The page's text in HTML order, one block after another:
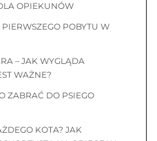
OPIEKUNÓW
POBYTU W
– JAK WYGLĄDA
WAŻNE?
ZABRAĆ DO PSIEGO
KOTA? JAK